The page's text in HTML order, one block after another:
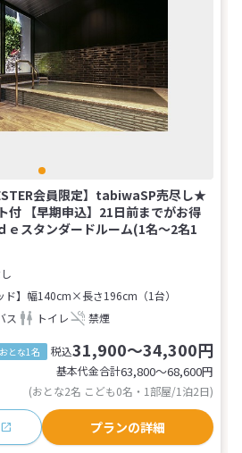
会員限定】tabiwaSP売尽し★
付 【早期申込】21日前までがお得
スタンダードルーム(1名～2名1
ド】幅140cm×長さ196cm（1台）
ス トイレ 禁煙
おとな1名 税込31,900～34,300円
基本代金合計63,800〜68,600円
(おとな2名 こども0名・1部屋/1泊2日)
プランの詳細